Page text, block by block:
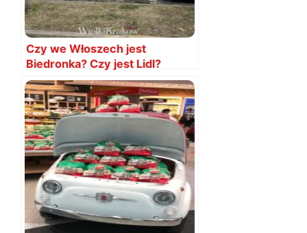
Czy we Włoszech jest
Biedronka? Czy jest Lidl?